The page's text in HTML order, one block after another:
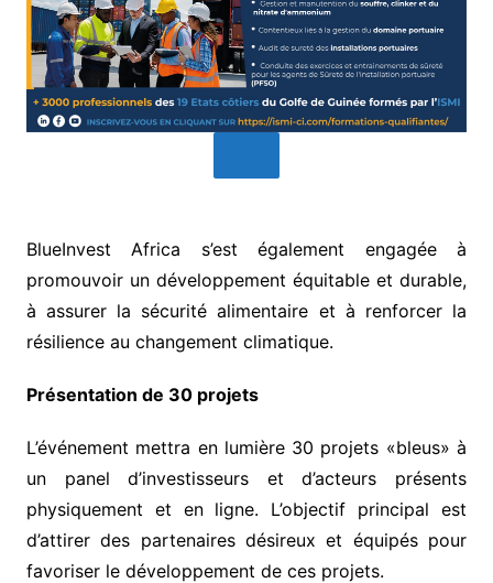
BlueInvest Africa s’est également engagée à
promouvoir un développement équitable et durable,
à assurer la sécurité alimentaire et à renforcer la
résilience au changement climatique.
Présentation de 30 projets
L’événement mettra en lumière 30 projets «bleus» à
un panel d’investisseurs et d’acteurs présents
physiquement et en ligne. L’objectif principal est
d’attirer des partenaires désireux et équipés pour
favoriser le développement de ces projets.